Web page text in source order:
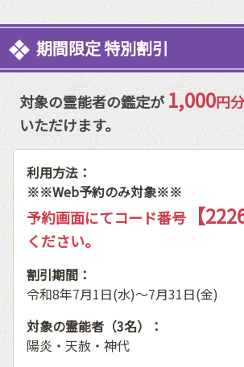
期間限定 特別割引
対象の霊能者の鑑定が1,000円分
いただけます。
利用方法：
※※Web予約のみ対象※※
予約画面にてコード番号 【
ください。
割引期間：
令和8年7月1日(水)〜7月31日(金)
対象の霊能者（3名）：
陽炎・天赦・神代